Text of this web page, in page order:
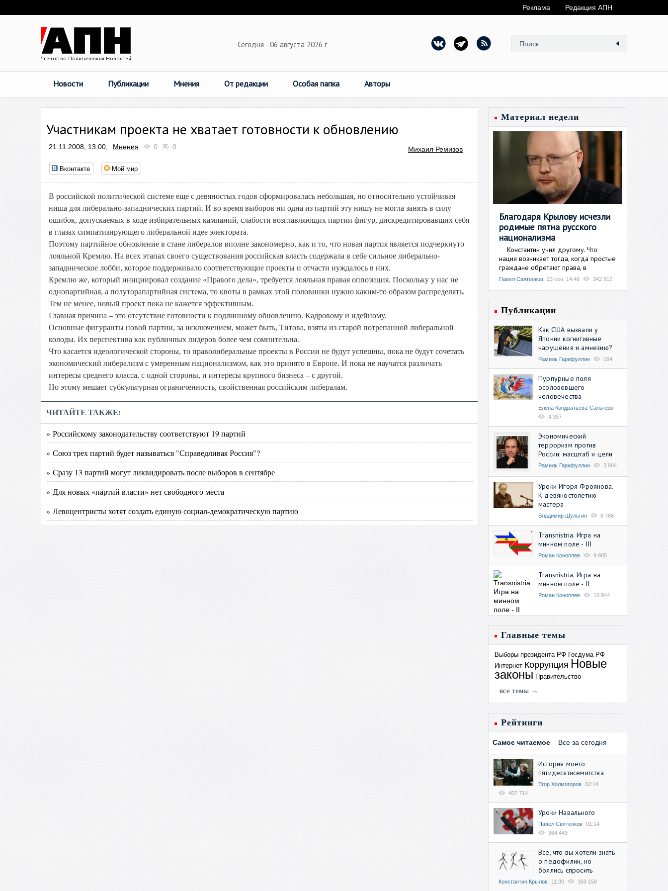
Реклама Редакция АПН
Сегодня - 06 августа 2026 г
Новости Публикации Мнения От редакции Особая папка Авторы
Участникам проекта не хватает готовности к обновлению
21.11.2008, 13:00, Мнения 0 0 Михаил Ремизов
Вконтакте Мой мир
В российской политической системе еще с девяностых годов сформировалась небольшая, но относительно устойчивая
ниша для либерально-западнических партий. И во время выборов ни одна из партий эту нишу не могла занять в силу
ошибок, допускаемых в ходе избирательных кампаний, слабости возглавляющих партии фигур, дискредитировавших себя
в глазах симпатизирующего либеральной идее электората.
Поэтому партийное обновление в стане либералов вполне закономерно, как и то, что новая партия является подчеркнуто
лояльной Кремлю. На всех этапах своего существования российская власть содержала в себе сильное либерально-
западническое лобби, которое поддерживало соответствующие проекты и отчасти нуждалось в них.
Кремлю же, который инициировал создание «Правого дела», требуется лояльная правая оппозиция. Поскольку у нас не
однопартийная, а полуторапартийная система, то квоты в рамках этой половинки нужно каким-то образом распределять.
Тем не менее, новый проект пока не кажется эффективным.
Главная причина – это отсутствие готовности к подлинному обновлению. Кадровому и идейному.
Основные фигуранты новой партии, за исключением, может быть, Титова, взяты из старой потрепанной либеральной
колоды. Их перспектива как публичных лидеров более чем сомнительна.
Что касается идеологической стороны, то праволиберальные проекты в России не будут успешны, пока не будут сочетать
экономический либерализм с умеренным национализмом, как это принято в Европе. И пока не научатся различать
интересы среднего класса, с одной стороны, и интересы крупного бизнеса – с другой.
Но этому мешает субкультурная ограниченность, свойственная российским либералам.
ЧИТАЙТЕ ТАКЖЕ:
» Российскому законодательству соответствуют 19 партий
» Союз трех партий будет называться "Справедливая Россия"?
» Сразу 13 партий могут ликвидировать после выборов в сентябре
» Для новых «партий власти» нет свободного места
» Левоцентристы хотят создать единую социал-демократическую партию
Материал недели
Благодаря Крылову исчезли
родимые пятна русского
национализма
Константин учил другому. Что
нация возникает тогда, когда простые
граждане обретают права, в
Павел Святенков 23 сен, 14:48 342 917
Публикации
Как США вызвали у
Японии когнитивные
нарушения и амнезию?
Рамиль Гарифуллин 164
Пурпурные поля
осоловевшего
человечества
Елена Кондратьева-Сальгеро
4 357
Экономический
терроризм против
России: масштаб и цели
Рамиль Гарифуллин 3 904
Уроки Игоря Фроянова.
К девяностолетию
мастера
Владимир Шульгин 8 766
Transnistria. Игра на
минном поле - III
Роман Коноплев 9 985
Transnistria. Игра на
минном поле - II
Роман Коноплев 10 944
Главные темы
Выборы президента РФ Госдума РФ
Интернет Коррупция Новые
законы Правительство
все темы →
Рейтинги
Самое читаемое Все за сегодня
История моего
пятидесятисемитства
Егор Холмогоров 02:14
407 714
Уроки Навального
Павел Святенков 01:14
364 449
Всё, что вы хотели знать
о педофилии, но
боялись спросить
Константин Крылов 11:30 359 158